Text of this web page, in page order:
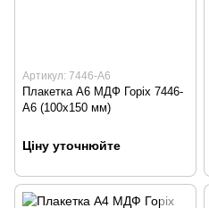
Артикул: 7446-A6
Плакетка А6 МДФ Горіх 7446-
A6 (100х150 мм)
Ціну уточнюйте